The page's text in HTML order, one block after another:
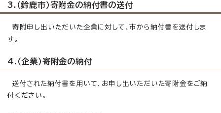
3.（鈴鹿市）寄附金の納付書の送付
寄附申し出いただいた企業に対して、市から納付書を送付しま
す。
4.（企業）寄附金の納付
送付された納付書を用いて、お申し出いただいた寄附金をご納
付ください。